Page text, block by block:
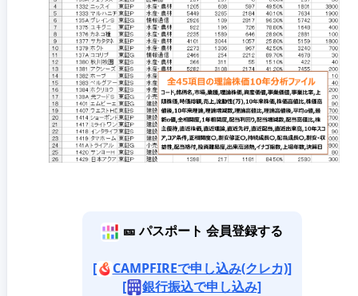
🎫 パスポート 会員登録する
[
CAMPFIREで申し込み(クレカ)]
[
銀行振込で申し込み]